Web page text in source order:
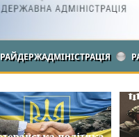
РАЙДЕРЖАДМІНІСТРАЦІЯ